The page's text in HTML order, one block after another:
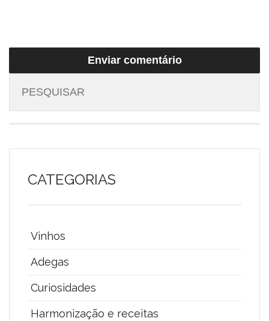
CATEGORIAS
Vinhos
Adegas
Curiosidades
Harmonização e receitas